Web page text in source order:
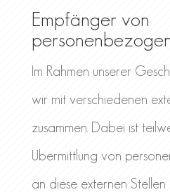
Empfänger von
Im Rahmen unserer
wir mit verschiedenen
zusammen. Dabei ist
Übermittlung von
an diese externen